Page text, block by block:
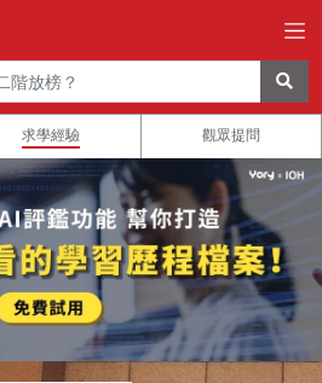
求學經驗 觀眾提問